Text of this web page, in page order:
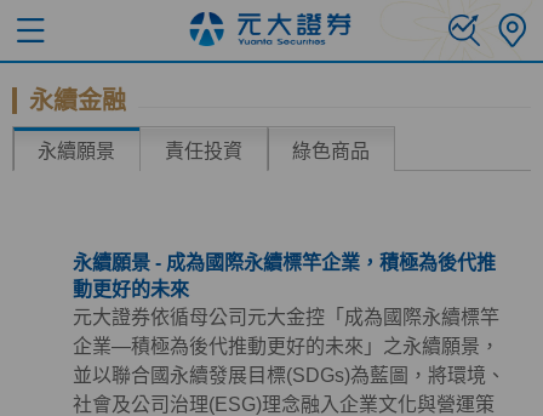
永續金融
永續願景 責任投資 綠色商品
永續願景 - 成為國際永續標竿企業，積極為後代推
動更好的未來
元大證券依循母公司元大金控「成為國際永續標竿
企業—積極為後代推動更好的未來」之永續願景，
並以聯合國永續發展目標(SDGs)為藍圖，將環境、
社會及公司治理(ESG)理念融入企業文化與營運策